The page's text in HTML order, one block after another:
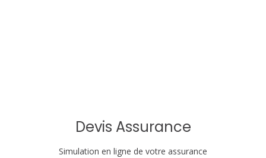
Devis Assurance
Simulation en ligne de votre assurance